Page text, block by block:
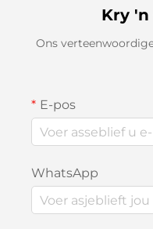
Kry 'n
Ons
E-pos
WhatsApp